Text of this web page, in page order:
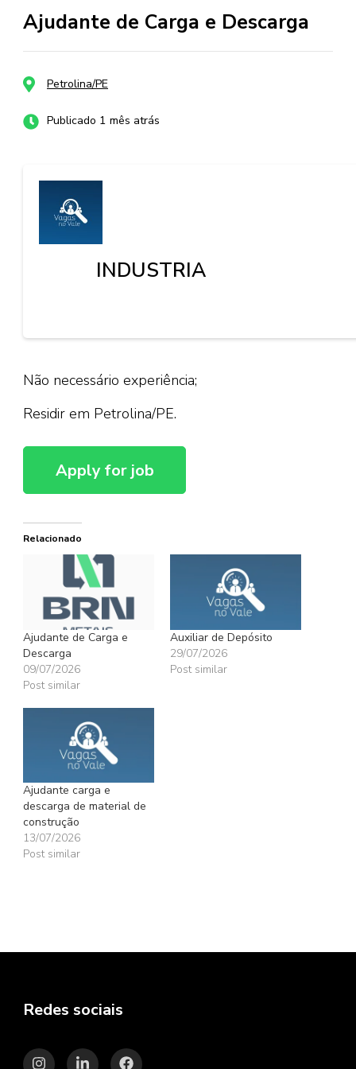
Ajudante de Carga e Descarga
Petrolina/PE
Publicado 1 mês atrás
INDUSTRIA
Não necessário experiência;
Residir em Petrolina/PE.
Relacionado
Ajudante de Carga e
Descarga
09/07/2026
Post similar
Auxiliar de Depósito
29/07/2026
Post similar
Ajudante carga e
descarga de material de
construção
13/07/2026
Post similar
Redes sociais